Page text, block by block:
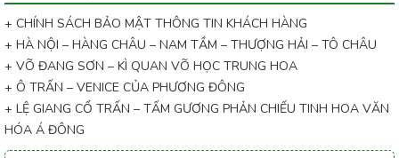
+ CHÍNH SÁCH BẢO MẬT THÔNG TIN KHÁCH HÀNG
+ HÀ NỘI – HÀNG CHÂU – NAM TẦM – THƯỢNG HẢI – TÔ CHÂU
+ VÕ ĐANG SƠN – KÌ QUAN VÕ HỌC TRUNG HOA
+ Ô TRẤN – VENICE CỦA PHƯƠNG ĐÔNG
+ LỆ GIANG CỔ TRẤN – TẤM GƯƠNG PHẢN CHIẾU TINH HOA VĂN
HÓA Á ĐÔNG